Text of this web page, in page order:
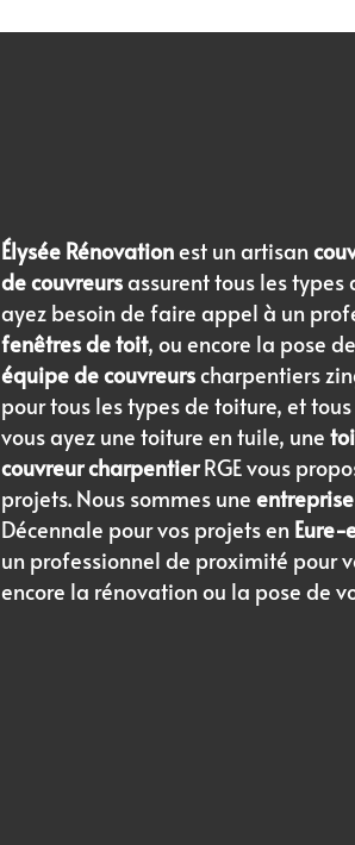
Élysée Rénovationest un artisan
de couvreursassurent tous les types
ayez besoin de faire appel à un
fenêtres de toit, ou encore la pose
équipe de couvreurscharpentiers
pour tous les types de toiture, et
vous ayez une toiture en tuile, une
couvreur charpentierRGE vous
projets. Nous sommes une
Décennale pour vos projets en Eure-
un professionnel de proximité pour
encore la rénovation ou la pose de